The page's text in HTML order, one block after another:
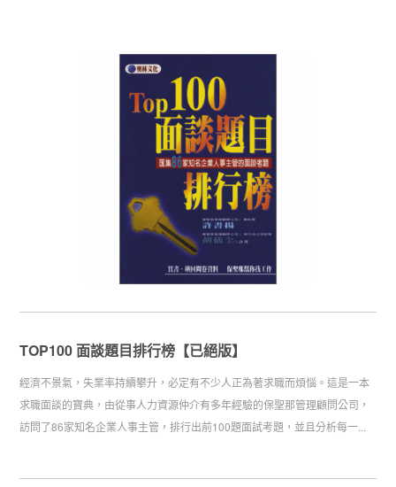
TOP100 面談題目排行榜【已絕版】
經濟不景氣，失業率持續攀升，必定有不少人正為著求職而煩惱。這是一本
求職面談的寶典，由從事人力資源仲介有多年經驗的保聖那管理顧問公司，
訪問了86家知名企業人事主管，排行出前100題面試考題，並且分析每一...